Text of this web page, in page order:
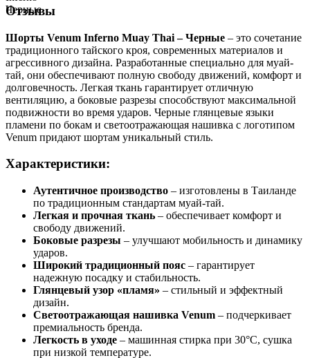
Отзывы
Шорты Venum Inferno Muay Thai – Черные – это сочетание
традиционного тайского кроя, современных материалов и
агрессивного дизайна. Разработанные специально для муай-
тай, они обеспечивают полную свободу движений, комфорт и
долговечность. Легкая ткань гарантирует отличную
вентиляцию, а боковые разрезы способствуют максимальной
подвижности во время ударов. Черные глянцевые языки
пламени по бокам и светоотражающая нашивка с логотипом
Venum придают шортам уникальный стиль.
Характеристики:
Аутентичное производство – изготовлены в Таиланде
по традиционным стандартам муай-тай.
Легкая и прочная ткань – обеспечивает комфорт и
свободу движений.
Боковые разрезы – улучшают мобильность и динамику
ударов.
Широкий традиционный пояс – гарантирует
надежную посадку и стабильность.
Глянцевый узор «пламя» – стильный и эффектный
дизайн.
Светоотражающая нашивка Venum – подчеркивает
премиальность бренда.
Легкость в уходе – машинная стирка при 30°C, сушка
при низкой температуре.